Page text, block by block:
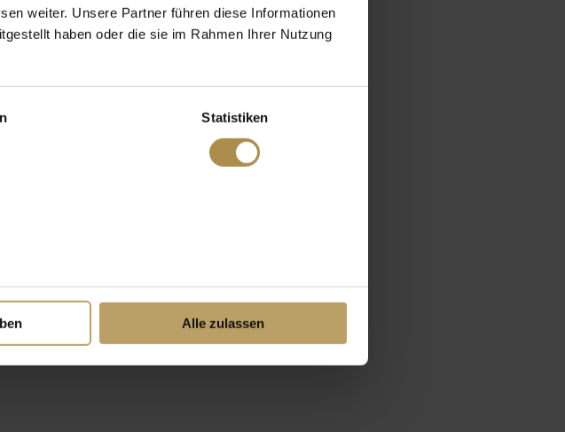
weiter. Unsere Partner führen diese Informationen
haben oder die sie im Rahmen Ihrer Nutzung
Statistiken
Alle zulassen